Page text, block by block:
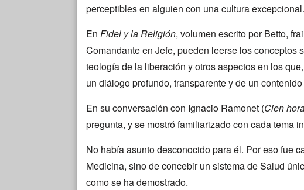
perceptibles en alguien con una cultura excepcional.
En Fidel y la Religión, volumen escrito por Betto,
Comandante en Jefe, pueden leerse los conceptos
teología de la liberación y otros aspectos en los
un diálogo profundo, transparente y de un
En su conversación con Ignacio Ramonet (Cien
pregunta, y se mostró familiarizado con cada tema
No había asunto desconocido para él. Por eso fue
Medicina, sino de concebir un sistema de Salud
como se ha demostrado.